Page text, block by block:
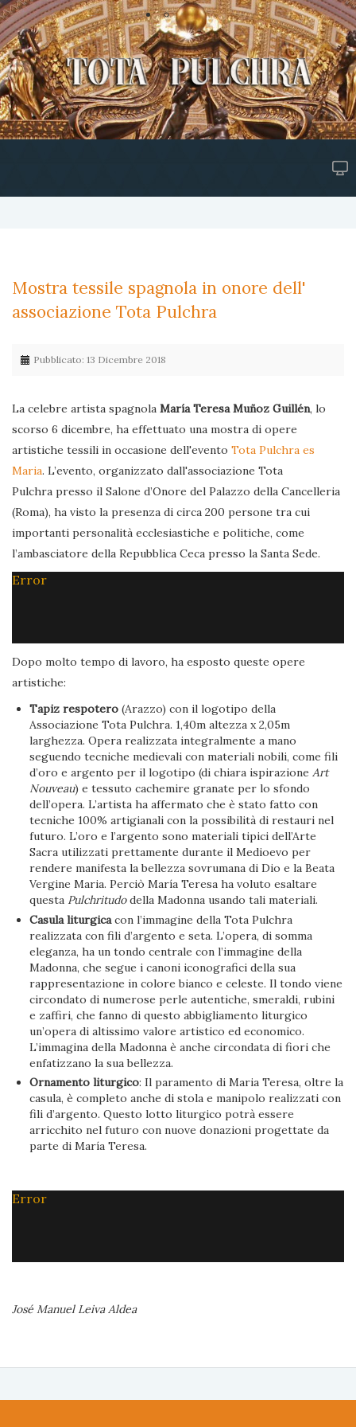
Mostra tessile spagnola in onore dell'
associazione Tota Pulchra
Pubblicato: 13 Dicembre 2018
La celebre artista spagnola María Teresa Muñoz Guillén, lo
scorso 6 dicembre, ha effettuato una mostra di opere
artistiche tessili in occasione dell'evento Tota Pulchra es
Maria. L’evento, organizzato dall'associazione Tota
Pulchra presso il Salone d’Onore del Palazzo della Cancelleria
(Roma), ha visto la presenza di circa 200 persone tra cui
importanti personalità ecclesiastiche e politiche, come
l’ambasciatore della Repubblica Ceca presso la Santa Sede.
Error
Dopo molto tempo di lavoro, ha esposto queste opere
artistiche:
Tapiz respotero (Arazzo) con il logotipo della
Associazione Tota Pulchra. 1,40m altezza x 2,05m
larghezza. Opera realizzata integralmente a mano
seguendo tecniche medievali con materiali nobili, come fili
d’oro e argento per il logotipo (di chiara ispirazioneArt
Nouveau) e tessuto cachemire granate per lo sfondo
dell’opera. L’artista ha affermato che è stato fatto con
tecniche 100% artigianali con la possibilità di restauri nel
futuro. L’oro e l’argento sono materiali tipici dell’Arte
Sacra utilizzati prettamente durante il Medioevo per
rendere manifesta la bellezza sovrumana di Dio e la Beata
Vergine Maria. Perciò María Teresa ha voluto esaltare
questa Pulchritudodella Madonna usando tali materiali.
Casula liturgicacon l’immagine della Tota Pulchra
realizzata con fili d’argento e seta. L’opera, di somma
eleganza, ha un tondo centrale con l’immagine della
Madonna, che segue i canoni iconografici della sua
rappresentazione in colore bianco e celeste. Il tondo viene
circondato di numerose perle autentiche, smeraldi, rubini
e zaffiri, che fanno di questo abbigliamento liturgico
un’opera di altissimo valore artistico ed economico.
L’immagina della Madonna è anche circondata di fiori che
enfatizzano la sua bellezza.
Ornamento liturgico: Il paramento di Maria Teresa, oltre la
casula, è completo anche di stola e manipolo realizzati con
fili d’argento. Questo lotto liturgico potrà essere
arricchito nel futuro con nuove donazioni progettate da
parte di María Teresa.
Error
José Manuel Leiva Aldea